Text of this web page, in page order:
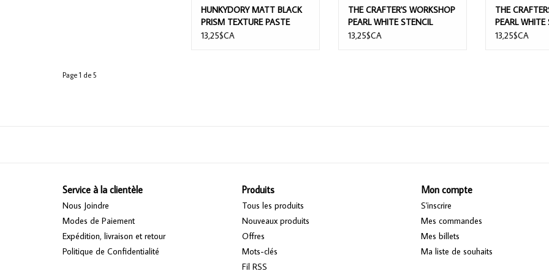
HUNKYDORY MATT BLACK
PRISM TEXTURE PASTE
13,25$CA
THE CRAFTER'S WORKSHOP
PEARL WHITE STENCIL
BUTTER 2oz
13,25$CA
THE
PEARL
BUTTER 50ml
13,25$CA
Page 1 de 5
Service à la clientèle
Nous Joindre
Modes de Paiement
Expédition, livraison et retour
Politique de Confidentialité
Produits
Tous les produits
Nouveaux produits
Offres
Mots-clés
Fil RSS
Mon compte
S'inscrire
Mes commandes
Mes billets
Ma liste de souhaits